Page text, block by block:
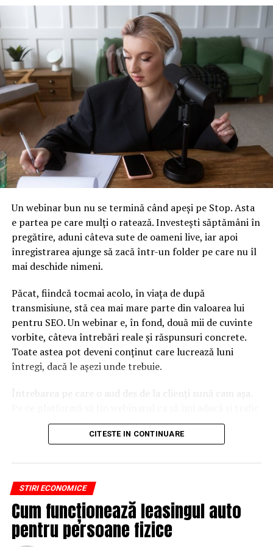
Un webinar bun nu se termină când apeși pe Stop. Asta
e partea pe care mulți o ratează. Investești săptămâni în
pregătire, aduni câteva sute de oameni live, iar apoi
înregistrarea ajunge să zacă într-un folder pe care nu îl
mai deschide nimeni.
Păcat, fiindcă tocmai acolo, în viața de după
transmisiune, stă cea mai mare parte din valoarea lui
pentru SEO. Un webinar e, în fond, două mii de cuvinte
vorbite, câteva întrebări reale și răspunsuri concrete.
Toate astea pot deveni conținut care lucrează luni
întregi, dacă le așezi unde trebuie.
Întrebarea pe care o aud des de la clienți sună cam așa.
din Google, nu doar lead-uri pe moment? Răspunsul
scurt e că platforma contează, dar nu în felul în care
Nu cel mai tare software câștigă, ci acela care îți lasă
conținutul liber, indexabil și ușor de reutilizat. Hai să o
luăm pe îndelete, fiindcă diferențele dintre opțiuni sunt
mai subtile decât par la prima vedere.
CITESTE IN CONTINUARE
STIRI ECONOMICE
Cum funcționează leasingul auto
pentru persoane fizice